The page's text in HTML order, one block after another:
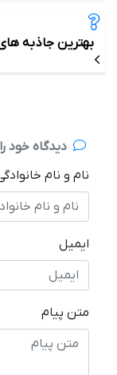
بهترین جاذبه
دیدگاه خود
نام و نام
ایمیل
متن پیام